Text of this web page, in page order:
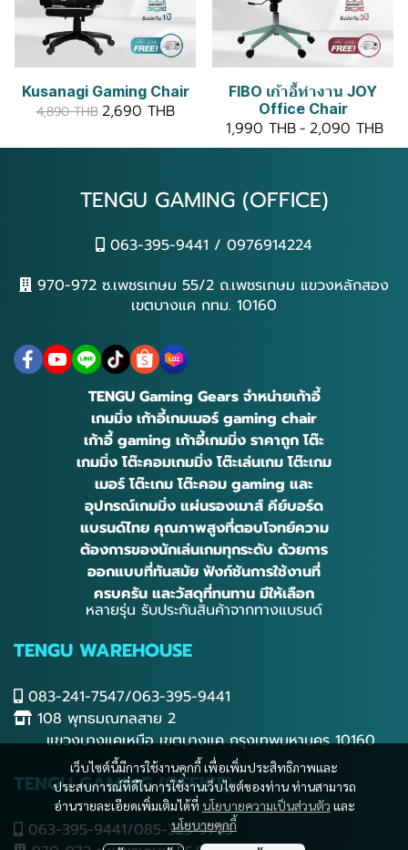
Kusanagi Gaming Chair
4,890 THB 2,690 THB
FIBO เก้าอี้ทำงาน JOY
Office Chair
1,990 THB- 2,090 THB
เว็บไซต์นี้มีการใช้งานคุกกี้ เพื่อเพิ่มประสิทธิภาพและ
ประสบการณ์ที่ดีในการใช้งานเว็บไซต์ของท่าน ท่านสามารถ
อ่านรายละเอียดเพิ่มเติมได้ที่ นโยบายความเป็นส่วนตัว และ
นโยบายคุกกี้
TENGU GAMING (OFFICE)
063-395-9441 / 0976914224
970-972 ซ.เพชรเกษม 55/2 ถ.เพชรเกษม แขวงหลักสอง
เขตบางแค กทม. 10160
TENGU Gaming Gears จำหน่ายเก้าอี้
เกมมิ่ง เก้าอี้เกมเมอร์ gaming chair
เก้าอี้ gaming เก้าอี้เกมมิ่ง ราคาถูก โต๊ะ
เกมมิ่ง โต๊ะคอมเกมมิ่ง โต๊ะเล่นเกม โต๊ะเกม
เมอร์ โต๊ะเกม โต๊ะคอม gaming และ
อุปกรณ์เกมมิ่ง แผ่นรองเมาส์ คีย์บอร์ด
แบรนด์ไทย คุณภาพสูงที่ตอบโจทย์ความ
ต้องการของนักเล่นเกมทุกระดับ ด้วยการ
ออกแบบที่ทันสมัย ฟังก์ชันการใช้งานที่
ครบครัน และวัสดุที่ทนทาน มีให้เลือก
หลายรุ่น รับประกันสินค้าจากทางแบรนด์
TENGU WAREHOUSE
083-241-7547/063-395-9441
108 พุทธมณฑลสาย 2
แขวงบางแคเหนือ เขตบางแค กรุงเทพมหานคร 10160
TENGU GAMING (OFFICE)
063-395-9441/085-323-9795